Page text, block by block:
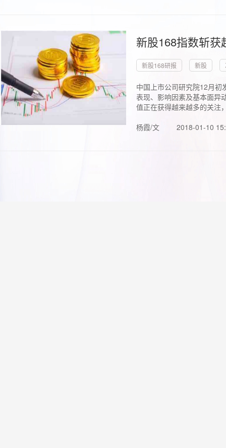
新股168指数斩
新股168研报 新股
中国上市公司研究院12月初
表现、影响因素及基本面异
值正在获得越来越多的关注
杨霞/文
2018-01-10